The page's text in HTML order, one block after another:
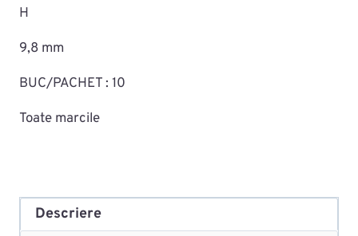
H
9,8 mm
BUC/PACHET : 10
Toate marcile
Descriere